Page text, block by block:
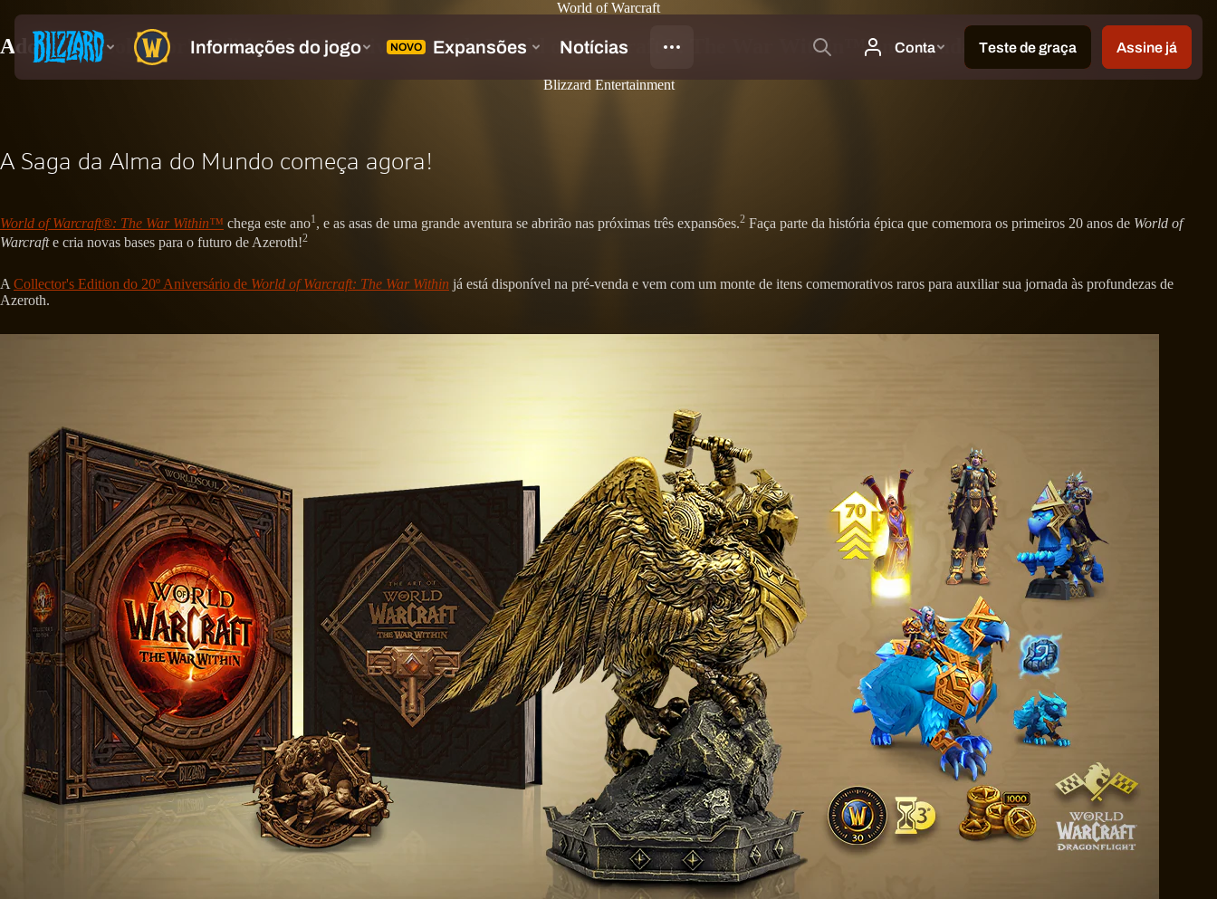
World of Warcraft
Adquira a Collector's Edition do 20º Aniversário de World of Warcraft®: The War Within™ antecipadamente
Blizzard Entertainment
A Saga da Alma do Mundo começa agora!
World of Warcraft®: The War Within™ chega este ano1, e as asas de uma grande aventura se abrirão nas próximas três expansões.2 Faça parte da história épica que comemora os primeiros 20 anos de World of
Warcrafte cria novas bases para o futuro de Azeroth!2
ACollector's Edition do 20º Aniversário de World of Warcraft: The War Within já está disponível na pré-venda e vem com um monte de itens comemorativos raros para auxiliar sua jornada às profundezas de
Azeroth.